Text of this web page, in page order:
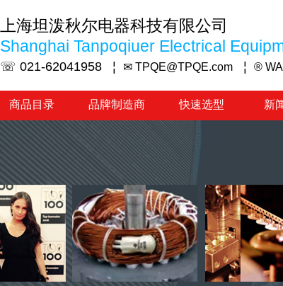
上海坦泼秋尔电器科技有限公司
Shanghai Tanpoqiuer Electrical
☏ 021-62041958 ¦ ✉ TPQE@TPQE.com ¦ ®
商品目录 品牌制造商 快速选型 新